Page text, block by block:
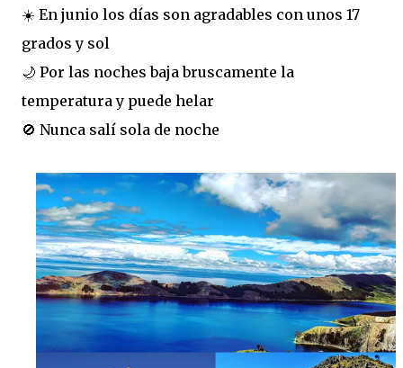
☀️ En junio los días son agradables con unos 17
grados y sol
🌙 Por las noches baja bruscamente la
temperatura y puede helar
🚫 Nunca salí sola de noche